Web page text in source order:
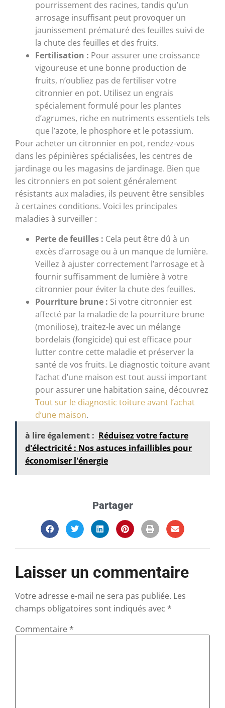
pourrissement des racines, tandis qu’un
arrosage insuffisant peut provoquer un
jaunissement prématuré des feuilles suivi de
la chute des feuilles et des fruits.
Fertilisation : Pour assurer une croissance
vigoureuse et une bonne production de
fruits, n’oubliez pas de fertiliser votre
citronnier en pot. Utilisez un engrais
spécialement formulé pour les plantes
d’agrumes, riche en nutriments essentiels tels
que l’azote, le phosphore et le potassium.
Pour acheter un citronnier en pot, rendez-vous
dans les pépinières spécialisées, les centres de
jardinage ou les magasins de jardinage. Bien que
les citronniers en pot soient généralement
résistants aux maladies, ils peuvent être sensibles
à certaines conditions. Voici les principales
maladies à surveiller :
Perte de feuilles : Cela peut être dû à un
excès d’arrosage ou à un manque de lumière.
Veillez à ajuster correctement l’arrosage et à
fournir suffisamment de lumière à votre
citronnier pour éviter la chute des feuilles.
Pourriture brune : Si votre citronnier est
affecté par la maladie de la pourriture brune
(moniliose), traitez-le avec un mélange
bordelais (fongicide) qui est efficace pour
lutter contre cette maladie et préserver la
santé de vos fruits. Le diagnostic toiture avant
l’achat d’une maison est tout aussi important
pour assurer une habitation saine, découvrez
Tout sur le diagnostic toiture avant l’achat
d’une maison.
à lire également : Réduisez votre facture
d'électricité : Nos astuces infaillibles pour
économiser l'énergie
Partager
Laisser un commentaire
Votre adresse e-mail ne sera pas publiée. Les
champs obligatoires sont indiqués avec *
Commentaire *